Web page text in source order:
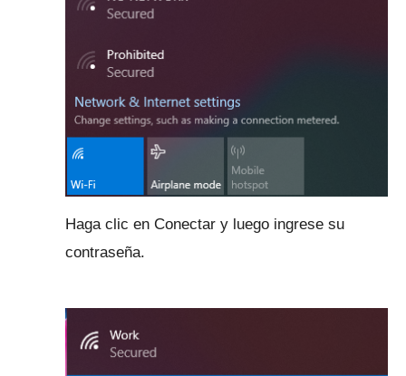
Haga clic en Conectar y luego ingrese su
contraseña.